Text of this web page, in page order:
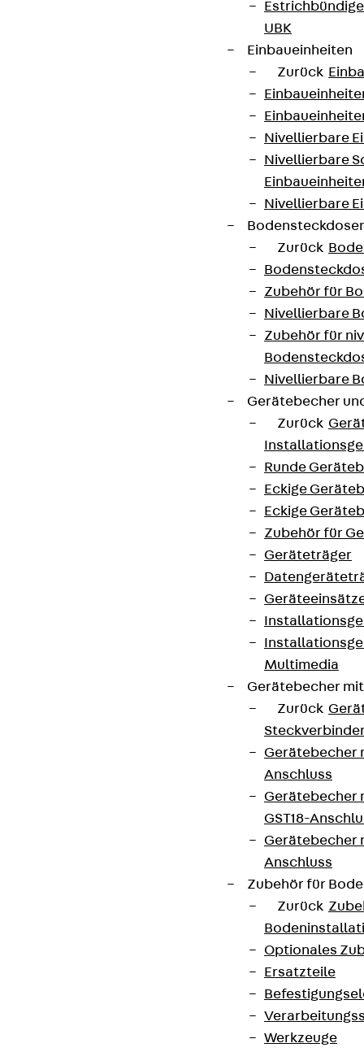
UBK
Einbaueinheiten
Zurück
Nivellierbare
Nivellierbare
Nivellierbare
Zurück
Zubehör für
Nivellierbare
Zubehör für
Nivellierbare
Gerätebecher
Zurück
Runde
Eckige
Eckige
Zubehör für
Geräteträger
Multimedia
Gerätebecher
Zurück
Gerätebecher
Anschluss
Gerätebecher
GST18-
Gerätebecher
Anschluss
Zubehör für
Zurück
Optionales
Ersatzteile
Werkzeuge